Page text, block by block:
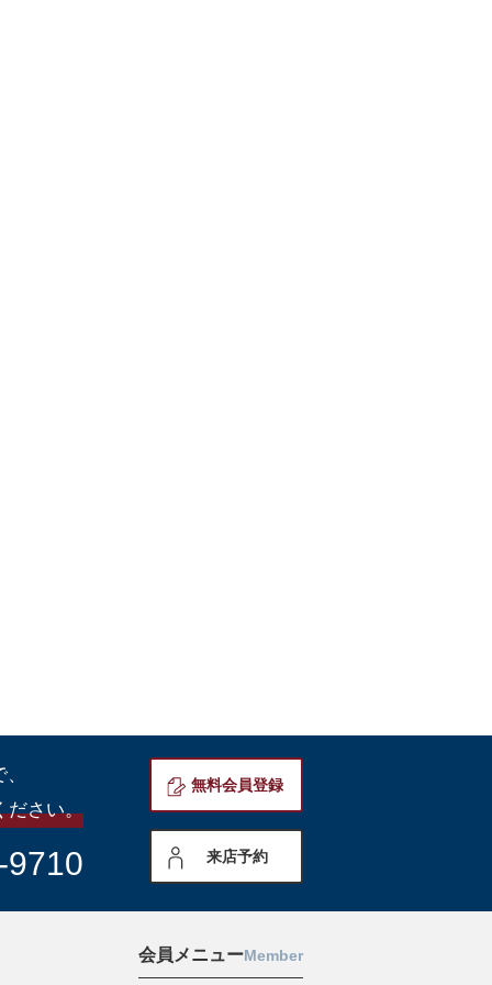
ださい。
9710
無料会員登録
来店予約
会員メニューMember